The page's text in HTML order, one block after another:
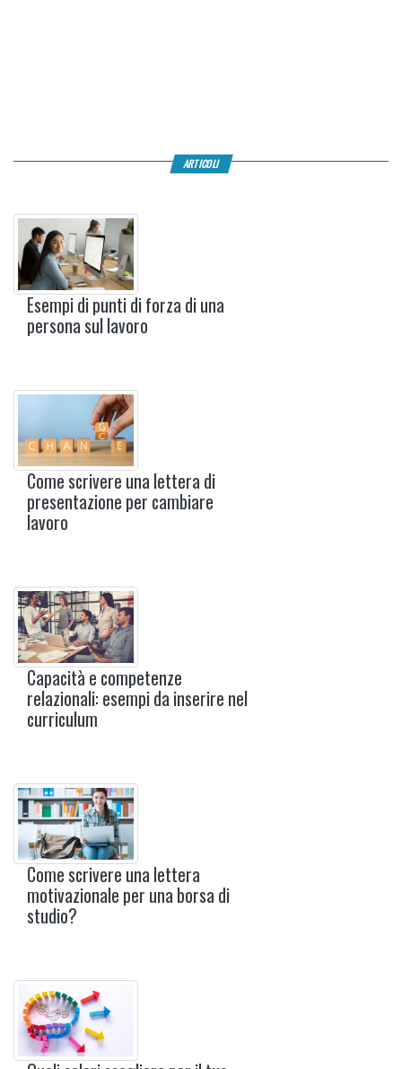
ARTICOLI
Esempi di punti di forza di una
persona sul lavoro
Come scrivere una lettera di
presentazione per cambiare
lavoro
Capacità e competenze
relazionali: esempi da inserire nel
curriculum
Come scrivere una lettera
motivazionale per una borsa di
studio?